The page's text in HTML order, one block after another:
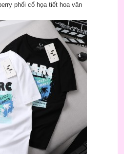
phối cổ họa tiết hoa văn